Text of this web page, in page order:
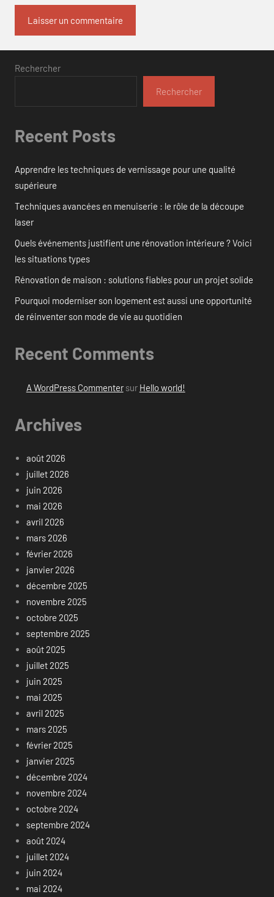
Rechercher
Rechercher
Recent Posts
Apprendre les techniques de vernissage pour une qualité
supérieure
Techniques avancées en menuiserie : le rôle de la découpe
laser
Quels événements justifient une rénovation intérieure ? Voici
les situations types
Rénovation de maison : solutions fiables pour un projet solide
Pourquoi moderniser son logement est aussi une opportunité
de réinventer son mode de vie au quotidien
Recent Comments
A WordPress Commentersur Hello world!
Archives
août 2026
juillet 2026
juin 2026
mai 2026
avril 2026
mars 2026
février 2026
janvier 2026
décembre 2025
novembre 2025
octobre 2025
septembre 2025
août 2025
juillet 2025
juin 2025
mai 2025
avril 2025
mars 2025
février 2025
janvier 2025
décembre 2024
novembre 2024
octobre 2024
septembre 2024
août 2024
juillet 2024
juin 2024
mai 2024